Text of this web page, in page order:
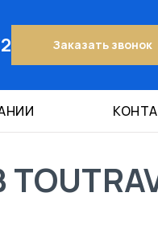
Заказать звонок